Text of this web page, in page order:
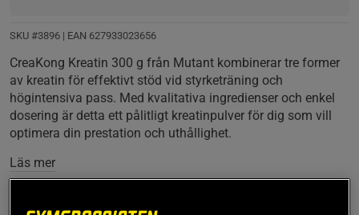
SKU #3896 | EAN 627933023656
CreaKong Kreatin 300 g från Mutant kombinerar tre former
av kreatin för effektivt stöd vid styrketräning och
högintensiva pass. Med kvalitativa ingredienser och enkel
dosering är detta ett pålitligt kreatinpulver för dig som vill
optimera din prestation och uthållighet.
Läs mer